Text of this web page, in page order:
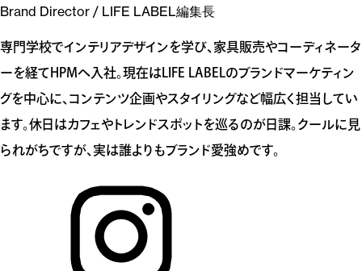
Brand Director / LIFE LABEL編集長
専門学校でインテリアデザインを学び、家具販売やコーディネータ
ーを経てHPMへ入社。現在はLIFE LABELのブランドマーケティン
グを中心に、コンテンツ企画やスタイリングなど幅広く担当してい
ます。休日はカフェやトレンドスポットを巡るのが日課。クールに見
られがちですが、実は誰よりもブランド愛強めです。